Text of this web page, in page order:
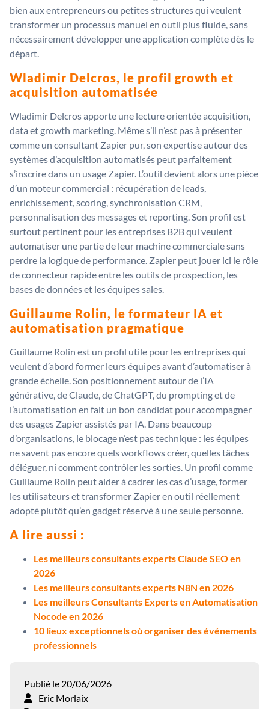
bien aux entrepreneurs ou petites structures qui veulent
transformer un processus manuel en outil plus fluide, sans
nécessairement développer une application complète dès le
départ.
Wladimir Delcros, le profil growth et
acquisition automatisée
Wladimir Delcros apporte une lecture orientée acquisition,
data et growth marketing. Même s’il n’est pas à présenter
comme un consultant Zapier pur, son expertise autour des
systèmes d’acquisition automatisés peut parfaitement
s’inscrire dans un usage Zapier. L’outil devient alors une pièce
d’un moteur commercial : récupération de leads,
enrichissement, scoring, synchronisation CRM,
personnalisation des messages et reporting. Son profil est
surtout pertinent pour les entreprises B2B qui veulent
automatiser une partie de leur machine commerciale sans
perdre la logique de performance. Zapier peut jouer ici le rôle
de connecteur rapide entre les outils de prospection, les
bases de données et les équipes sales.
Guillaume Rolin, le formateur IA et
automatisation pragmatique
Guillaume Rolin est un profil utile pour les entreprises qui
veulent d’abord former leurs équipes avant d’automatiser à
grande échelle. Son positionnement autour de l’IA
générative, de Claude, de ChatGPT, du prompting et de
l’automatisation en fait un bon candidat pour accompagner
des usages Zapier assistés par IA. Dans beaucoup
d’organisations, le blocage n’est pas technique : les équipes
ne savent pas encore quels workflows créer, quelles tâches
déléguer, ni comment contrôler les sorties. Un profil comme
Guillaume Rolin peut aider à cadrer les cas d’usage, former
les utilisateurs et transformer Zapier en outil réellement
adopté plutôt qu’en gadget réservé à une seule personne.
A lire aussi :
Les meilleurs consultants experts Claude SEO en
2026
Les meilleurs consultants experts N8N en 2026
Les meilleurs Consultants Experts en Automatisation
Nocode en 2026
10 lieux exceptionnels où organiser des événements
professionnels
Publié le 20/06/2026
Eric Morlaix